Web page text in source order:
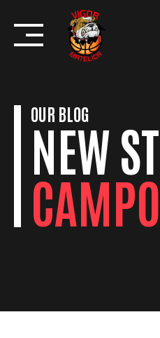
content
OUR BLOG
NEW